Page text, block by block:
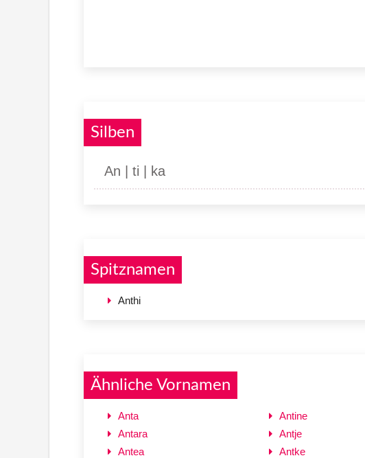
Silben
An | ti | ka
Spitznamen
Anthi
Ähnliche Vornamen
Anta
Antara
Antea
Antine
Antje
Antke